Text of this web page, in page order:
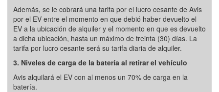
Además, se le cobrará una tarifa por el lucro cesante de Avis
por el EV entre el momento en que debió haber devuelto el
EV a la ubicación de alquiler y el momento en que es devuelto
a dicha ubicación, hasta un máximo de treinta (30) días. La
tarifa por lucro cesante será su tarifa diaria de alquiler.
3. Niveles de carga de la batería al retirar el vehículo
Avis alquilará el EV con al menos un 70% de carga en la
batería.